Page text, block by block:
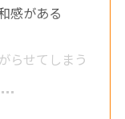
感がある
らせてしまう